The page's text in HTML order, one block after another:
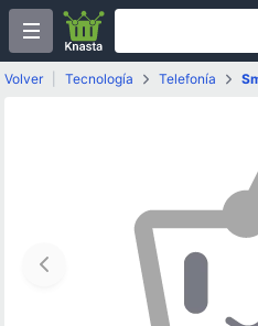
Volver Tecnología Telefonía